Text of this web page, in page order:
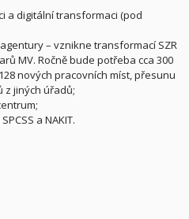
a digitální transformaci (pod
– vznikne transformací SZR
MV. Ročně bude potřeba cca 300
nových pracovních míst, přesunu
z jiných úřadů;
a NAKIT.